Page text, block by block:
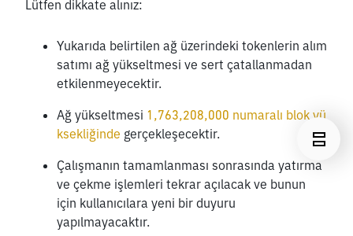
Lütfen dikkate alınız:
Yukarıda belirtilen ağ üzerindeki tokenlerin alım
satımı ağ yükseltmesi ve sert çatallanmadan
etkilenmeyecektir.
Ağ yükseltmesi 1,763,208,000 numaralı blok yü
ksekliğinde gerçekleşecektir.
Çalışmanın tamamlanması sonrasında yatırma
ve çekme işlemleri tekrar açılacak ve bunun
için kullanıcılara yeni bir duyuru
yapılmayacaktır.